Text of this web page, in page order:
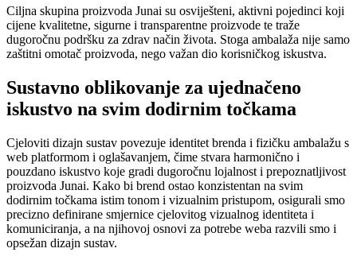
Ciljna skupina proizvoda Junai su osviješteni, aktivni pojedinci koji
cijene kvalitetne, sigurne i transparentne proizvode te traže
dugoročnu podršku za zdrav način života. Stoga ambalaža nije samo
zaštitni omotač proizvoda, nego važan dio korisničkog iskustva.
Sustavno oblikovanje za ujednačeno
iskustvo na svim dodirnim točkama
Cjeloviti dizajn sustav povezuje identitet brenda i fizičku ambalažu s
web platformom i oglašavanjem, čime stvara harmonično i
pouzdano iskustvo koje gradi dugoročnu lojalnost i prepoznatljivost
proizvoda Junai. Kako bi brend ostao konzistentan na svim
dodirnim točkama istim tonom i vizualnim pristupom, osigurali smo
precizno definirane smjernice cjelovitog vizualnog identiteta i
komuniciranja, a na njihovoj osnovi za potrebe weba razvili smo i
opsežan dizajn sustav.